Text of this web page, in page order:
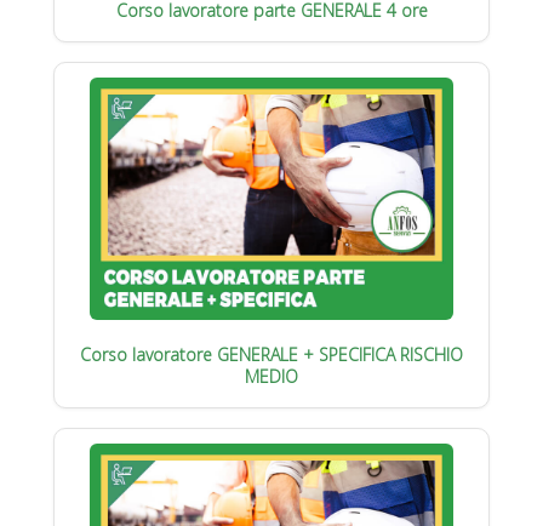
Corso lavoratore parte GENERALE 4 ore
Corso lavoratore GENERALE + SPECIFICA RISCHIO
MEDIO